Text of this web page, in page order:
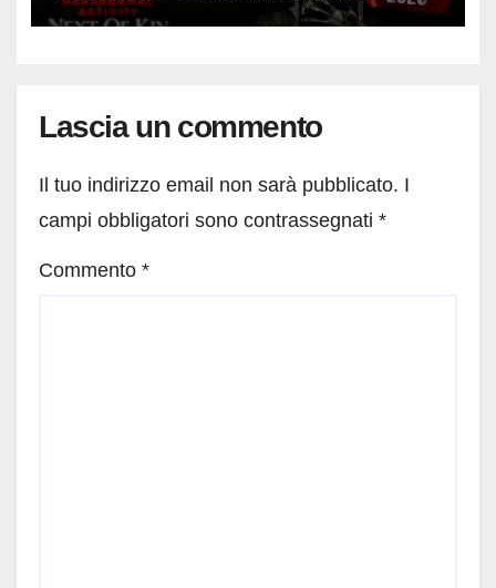
Lascia un commento
Il tuo indirizzo email non sarà pubblicato. I
campi obbligatori sono contrassegnati *
Commento *